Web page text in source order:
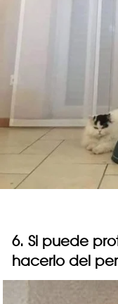
6. Si puede
hacerlo del